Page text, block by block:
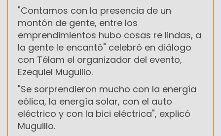
"Contamos con la presencia de un
montón de gente, entre los
emprendimientos hubo cosas re lindas, a
la gente le encantó" celebró en diálogo
con Télam el organizador del evento,
Ezequiel Muguillo.
"Se sorprendieron mucho con la energía
eólica, la energía solar, con el auto
eléctrico y con la bici eléctrica", explicó
Muguillo.